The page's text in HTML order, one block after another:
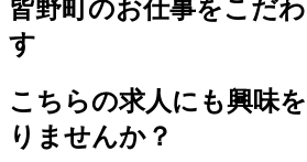
皆野町のお仕事をこだ
す
こちらの求人にも興味
りませんか？